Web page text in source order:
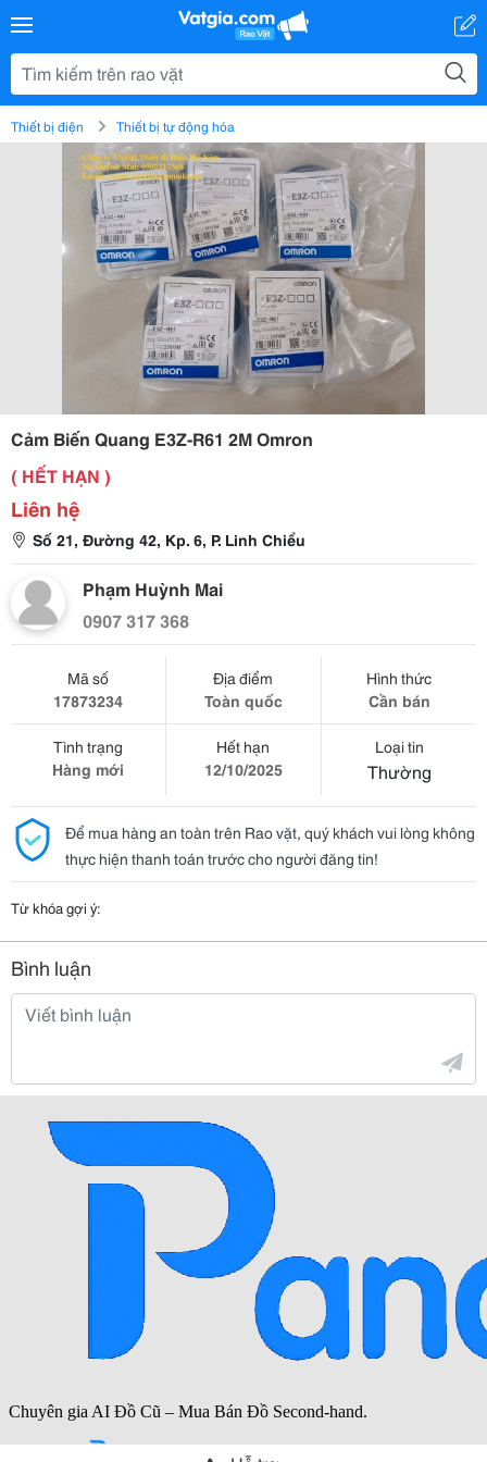
Thiết bị điện Thiết bị tự động hóa
Cảm Biến Quang E3Z-R61 2M Omron
( HẾT HẠN )
Liên hệ
Số 21, Đường 42, Kp. 6, P. Linh Chiểu
Phạm Huỳnh Mai
0907 317 368
Mã số
17873234
Địa điểm
Toàn quốc
Hình thức
Cần bán
Tình trạng
Hàng mới
Hết hạn
12/10/2025
Loại tin
Thường
Để mua hàng an toàn trên Rao vặt, quý khách vui lòng không
thực hiện thanh toán trước cho người đăng tin!
Từ khóa gợi ý:
Bình luận